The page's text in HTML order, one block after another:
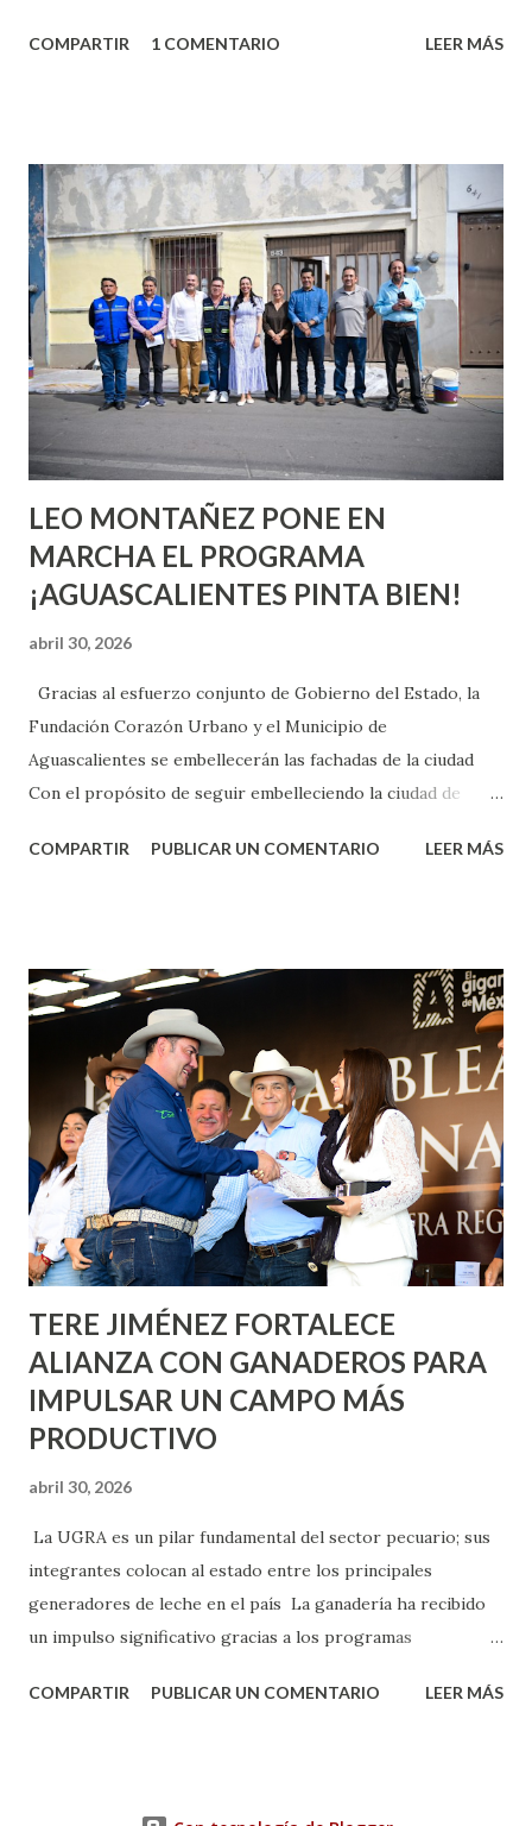
partes de ti que jamás hubieras imaginado. El problema es
conoces ni la mitad de lo que deberías saber. Pero incluso
quienes ya han tenido relaciones sexuales no son expertos
o expertas en el tema. Siempre hay algo nuevo que
aprender y nuevas experiencias que conocer. Si eres una
chica y aún no has tenido relaciones sexuales, tal vez
pienses que el sexo será increíble y no puedas esperar para
experimentarlo, pero como cualquier persona con
experiencia te dirá, siempre es mejor cuando ambas partes
son suficientemen...
COMPARTIR 1 COMENTARIO LEER MÁS
LEO MONTAÑEZ PONE EN
MARCHA EL PROGRAMA
¡AGUASCALIENTES PINTA BIEN!
abril 30, 2026
Gracias al esfuerzo conjunto de Gobierno del Estado, la
Fundación Corazón Urbano y el Municipio de
Aguascalientes se embellecerán las fachadas de la ciudad
Con el propósito de seguir embelleciendo la ciudad de
municipal, Leo Montañez dio inicio al programa
Corazón Urbano y el Municipio capital. Leo Montañez
informó que en este programa se usarán cerca de 90 mil
metros cuadrados de pintura, para dar inicio en la calle
Nieto, entre Jesús F. Elizondo y la calle 22 de Octubre, con
lo que se aplicará pintura en 66 casas. Posteriormente se
llevará este programa a Villas de Nuestra Señora de la
Asunción, Avenida Alameda y Decreto 27 de Septiembre, en
los edificios FOVISSSTE Ojo de Agua, en la comunidad
Norias de Paso Hondo y en los edificios de...
COMPARTIR PUBLICAR UN COMENTARIO LEER MÁS
TERE JIMÉNEZ FORTALECE
ALIANZA CON GANADEROS PARA
IMPULSAR UN CAMPO MÁS
PRODUCTIVO
abril 30, 2026
La UGRA es un pilar fundamental del sector pecuario; sus
integrantes colocan al estado entre los principales
generadores de leche en el país La ganadería ha recibido
un impulso significativo gracias a los programas
muestra de su respaldo firme y decidido al campo, la
COMPARTIR PUBLICAR UN COMENTARIO LEER MÁS